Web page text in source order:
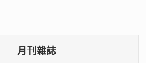
月刊雜誌